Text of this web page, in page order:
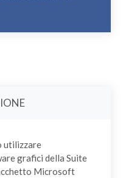
utilizzare
grafici della Suite
Microsoft